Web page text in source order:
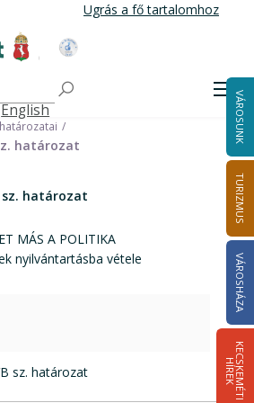
Ugrás a fő tartalomhoz
Honlapja
English VÁROSUNK
TURIZMUS
VÁROSHÁZA
K
E
C
S
K
E
M
É
T
I
HÍ
R
E
K
információk
és polgármester választás 2014
határozatai
határozat
sz. határozat
MÁS A POLITIKA
nyilvántartásba vétele
sz. határozat